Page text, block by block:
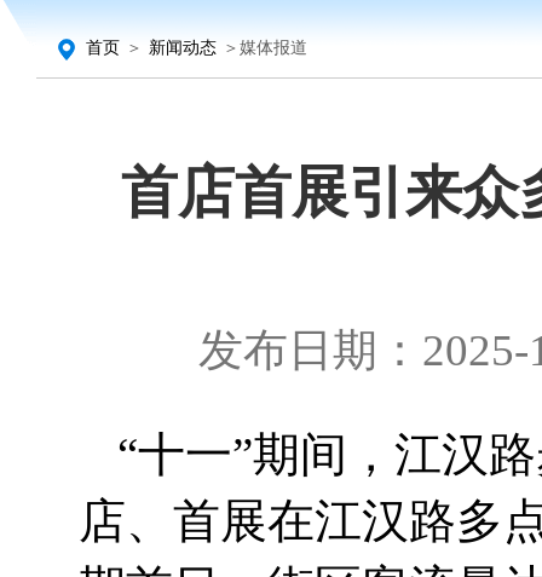
首页 ＞ 新闻动态 ＞媒体报道
首店首展引来众
发布日期：
“十一”期间，江汉
店、首展在江汉路多